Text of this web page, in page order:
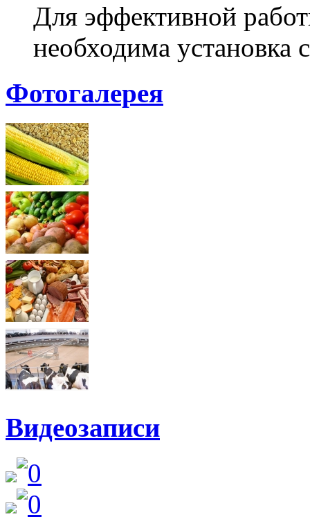
Для эффективной
необходима установка
Фотогалерея
Видеозаписи